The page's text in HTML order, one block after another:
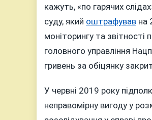
кажуть, «по гарячих
суду, який оштрафував на
моніторингу та звітності
головного управління
гривень за обіцянку
У червні 2019 року
неправомірну вигоду у